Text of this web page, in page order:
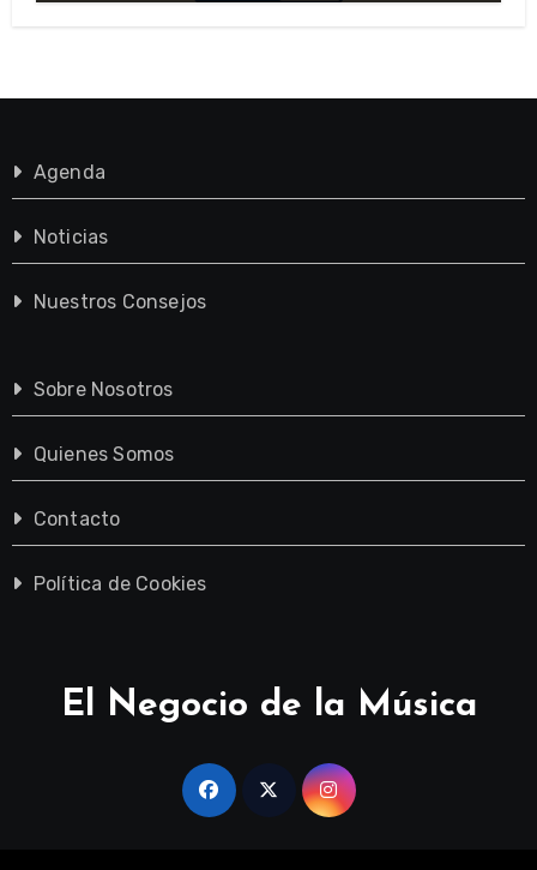
Agenda
Noticias
Nuestros Consejos
Sobre Nosotros
Quienes Somos
Contacto
Política de Cookies
El Negocio de la Música